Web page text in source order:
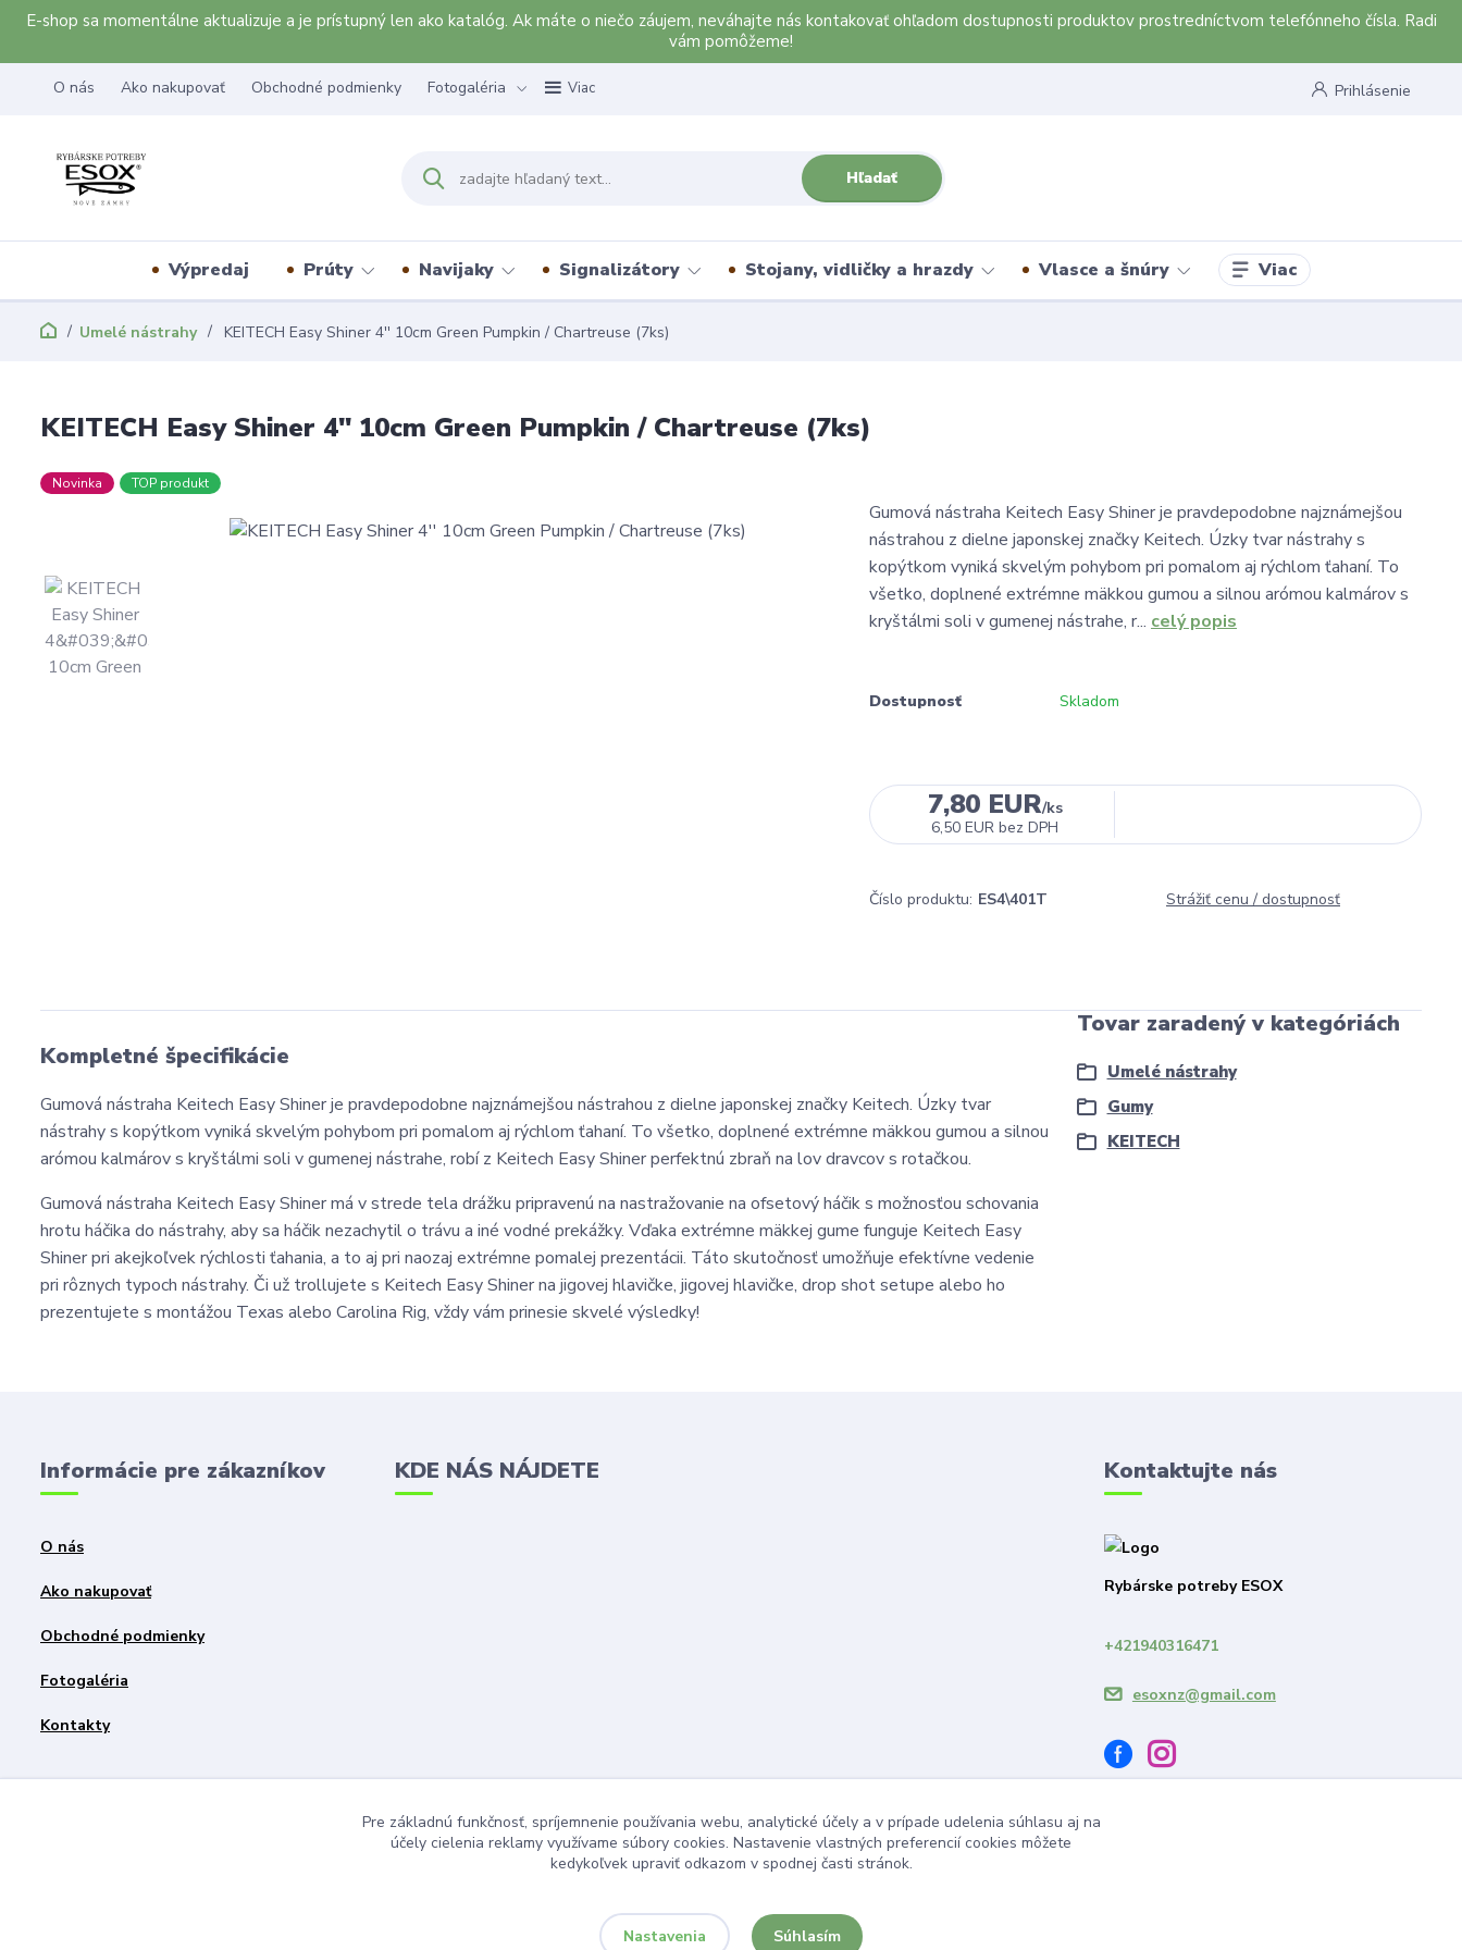
E-shop sa momentálne aktualizuje a je prístupný len ako katalóg. Ak máte o niečo záujem, neváhajte nás kontakovať ohľadom dostupnosti produktov prostredníctvom telefónneho čísla. Radi
vám pomôžeme!
O nás Ako nakupovať Obchodné podmienky Fotogaléria Viac Prihlásenie
Hľadať
Výpredaj Prúty Navijaky Signalizátory Stojany, vidličky a hrazdy Vlasce a šnúry Viac
Umelé nástrahy KEITECH Easy Shiner 4'' 10cm Green Pumpkin / Chartreuse (7ks)
KEITECH Easy Shiner 4'' 10cm Green Pumpkin / Chartreuse (7ks)
Novinka TOP produkt
Gumová nástraha Keitech Easy Shiner je pravdepodobne najznámejšou
nástrahou z dielne japonskej značky Keitech. Úzky tvar nástrahy s
kopýtkom vyniká skvelým pohybom pri pomalom aj rýchlom ťahaní. To
všetko, doplnené extrémne mäkkou gumou a silnou arómou kalmárov s
kryštálmi soli v gumenej nástrahe, r... celý popis
Dostupnosť Skladom
7,80 EUR/ks
6,50 EUR bez DPH
Číslo produktu: ES4\401T Strážiť cenu / dostupnosť
Kompletné špecifikácie
Gumová nástraha Keitech Easy Shiner je pravdepodobne najznámejšou nástrahou z dielne japonskej značky Keitech. Úzky tvar
nástrahy s kopýtkom vyniká skvelým pohybom pri pomalom aj rýchlom ťahaní. To všetko, doplnené extrémne mäkkou gumou a silnou
arómou kalmárov s kryštálmi soli v gumenej nástrahe, robí z Keitech Easy Shiner perfektnú zbraň na lov dravcov s rotačkou.
Gumová nástraha Keitech Easy Shiner má v strede tela drážku pripravenú na nastražovanie na ofsetový háčik s možnosťou schovania
hrotu háčika do nástrahy, aby sa háčik nezachytil o trávu a iné vodné prekážky. Vďaka extrémne mäkkej gume funguje Keitech Easy
Shiner pri akejkoľvek rýchlosti ťahania, a to aj pri naozaj extrémne pomalej prezentácii. Táto skutočnosť umožňuje efektívne vedenie
pri rôznych typoch nástrahy. Či už trollujete s Keitech Easy Shiner na jigovej hlavičke, jigovej hlavičke, drop shot setupe alebo ho
prezentujete s montážou Texas alebo Carolina Rig, vždy vám prinesie skvelé výsledky!
Tovar zaradený v kategóriách
Umelé nástrahy
Gumy
KEITECH
Informácie pre zákazníkov
O nás
Ako nakupovať
Obchodné podmienky
Fotogaléria
Kontakty
KDE NÁS NÁJDETE Kontaktujte nás
Rybárske potreby ESOX
+421940316471
esoxnz@gmail.com
Pre základnú funkčnosť, spríjemnenie používania webu, analytické účely a v prípade udelenia súhlasu aj na
účely cielenia reklamy využívame súbory cookies. Nastavenie vlastných preferencií cookies môžete
kedykoľvek upraviť odkazom v spodnej časti stránok.
Nastavenia Súhlasím